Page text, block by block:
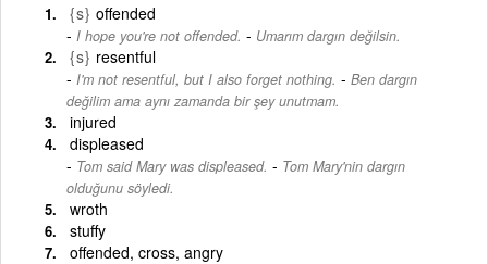
{s} offended
I hope you're not offended. - Umarım dargın değilsin.
{s} resentful
I'm not resentful, but I also forget nothing. - Ben dargın
değilim ama aynı zamanda bir şey unutmam.
injured
displeased
Tom said Mary was displeased. - Tom Mary'nin dargın
olduğunu söyledi.
wroth
stuffy
offended, cross, angry